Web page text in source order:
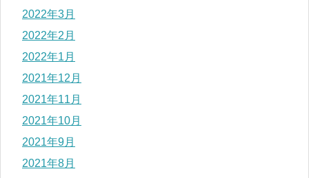
2022年3月
2022年2月
2022年1月
2021年12月
2021年11月
2021年10月
2021年9月
2021年8月